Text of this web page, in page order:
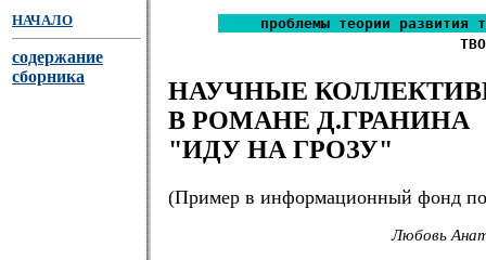
НАЧАЛО
содержание
сборника
проблемы теории развития
НАУЧНЫЕ
В РОМАНЕ Д.ГРАНИНА
"ИДУ НА ГРОЗУ"
(Пример в информационный фонд по
Любовь